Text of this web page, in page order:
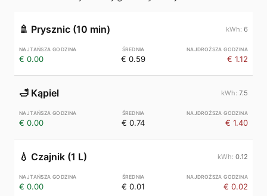
🚿 Prysznic (10 min) 6
€ 0.00 € 0.59 € 1.12
🛁 Kąpiel 7.5
€ 0.00 € 0.74 € 1.40
💧 Czajnik (1 L) 0.12
€ 0.00 € 0.01 € 0.02